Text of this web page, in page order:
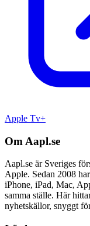
Apple Tv+
Om Aapl.se
Aapl.se är Sveriges
Apple. Sedan 2008
iPhone, iPad, Mac,
samma ställe. Här
nyhetskällor, snyggt